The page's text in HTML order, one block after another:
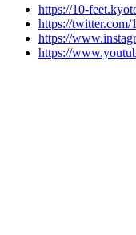
https://10-
https://
https://
https://